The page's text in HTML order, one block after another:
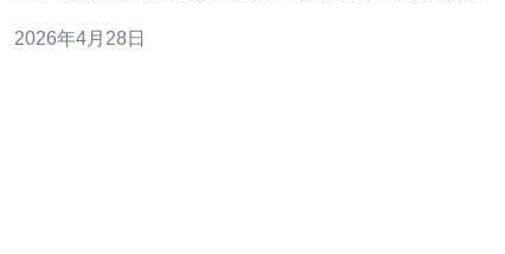
方案，例如高性价比的NVMe云服务器加CN2加速；“最便
2026年4月28日